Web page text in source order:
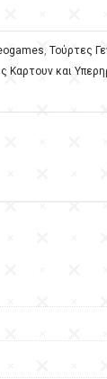
, Τούρτες
Καρτουν και